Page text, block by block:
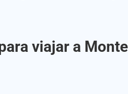
viajar a